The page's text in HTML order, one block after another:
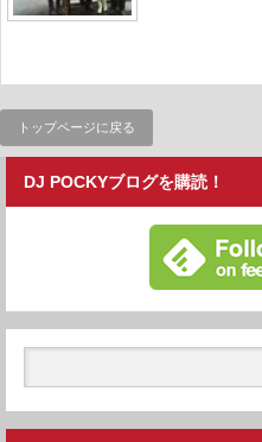
トップページに戻る
DJ POCKYブログを購読！